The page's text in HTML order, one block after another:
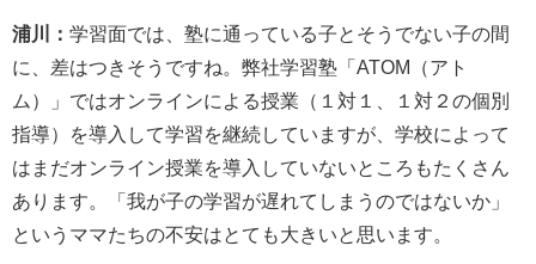
浦川： 学習面では、塾に通っている子とそうでない子の間
に、差はつきそうですね。弊社学習塾「ATOM（アト
ム）」ではオンラインによる授業（１対１、１対２の個別
指導）を導入して学習を継続していますが、学校によって
はまだオンライン授業を導入していないところもたくさん
あります。「我が子の学習が遅れてしまうのではないか」
というママたちの不安はとても大きいと思います。